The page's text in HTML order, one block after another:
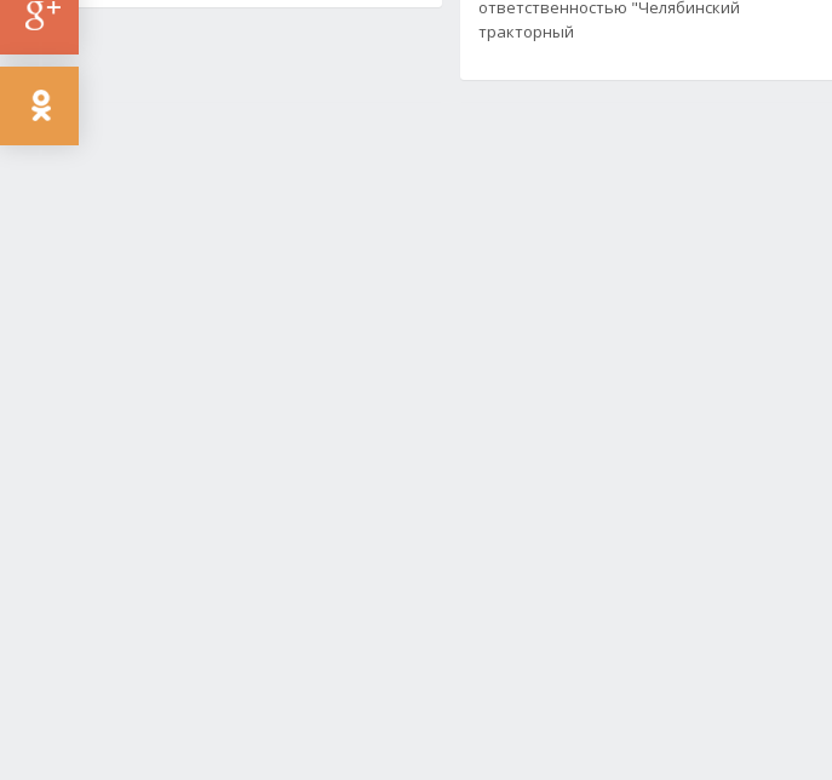
ответственностью "Челябинский
тракторный